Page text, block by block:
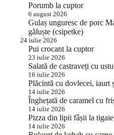
Porumb la cuptor
6 august 2026
Gulaș unguresc de porc
găluște (csipetke)
24 iulie 2026
Pui crocant la cuptor
23 iulie 2026
Salată de castraveți cu
16 iulie 2026
Plăcintă cu dovlecei, iaurt
14 iulie 2026
Înghețată de caramel cu
14 iulie 2026
Pizza din lipii fâșii la tigaie
14 iulie 2026